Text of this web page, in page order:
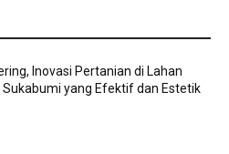
Inovasi Pertanian di Lahan
Sukabumi yang Efektif dan Estetik